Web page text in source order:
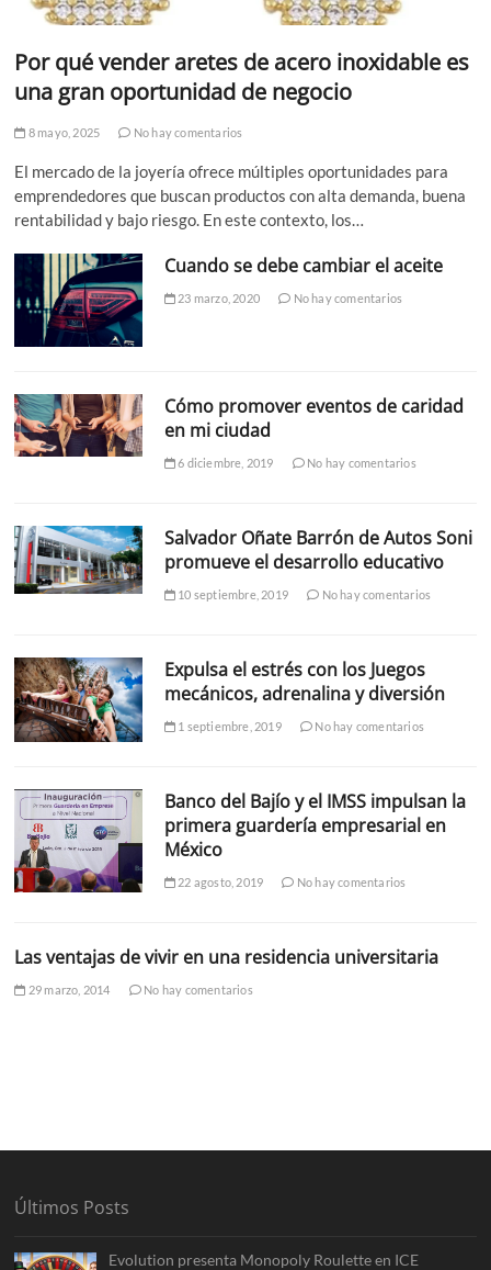
Por qué vender aretes de acero inoxidable es
una gran oportunidad de negocio
8 mayo, 2025 No hay comentarios
El mercado de la joyería ofrece múltiples oportunidades para
emprendedores que buscan productos con alta demanda, buena
rentabilidad y bajo riesgo. En este contexto, los…
Cuando se debe cambiar el aceite
23 marzo, 2020 No hay comentarios
Cómo promover eventos de caridad
en mi ciudad
6 diciembre, 2019 No hay comentarios
Salvador Oñate Barrón de Autos Soni
promueve el desarrollo educativo
10 septiembre, 2019 No hay comentarios
Expulsa el estrés con los Juegos
mecánicos, adrenalina y diversión
1 septiembre, 2019 No hay comentarios
Banco del Bajío y el IMSS impulsan la
primera guardería empresarial en
México
22 agosto, 2019 No hay comentarios
Las ventajas de vivir en una residencia universitaria
29 marzo, 2014 No hay comentarios
Últimos Posts
Evolution presenta Monopoly Roulette en ICE